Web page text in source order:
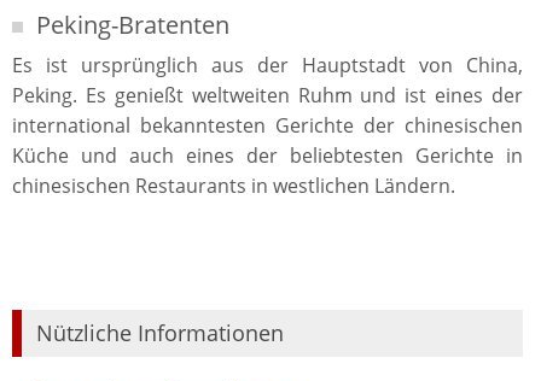
Peking-Bratenten
Es ist ursprünglich aus der Hauptstadt von China,
Peking. Es genießt weltweiten Ruhm und ist eines der
international bekanntesten Gerichte der chinesischen
Küche und auch eines der beliebtesten Gerichte in
chinesischen Restaurants in westlichen Ländern.
Nützliche Informationen